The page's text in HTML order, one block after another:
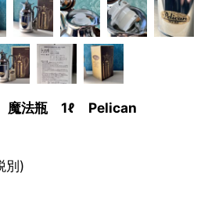
魔法瓶 1ℓ Pelican
別)